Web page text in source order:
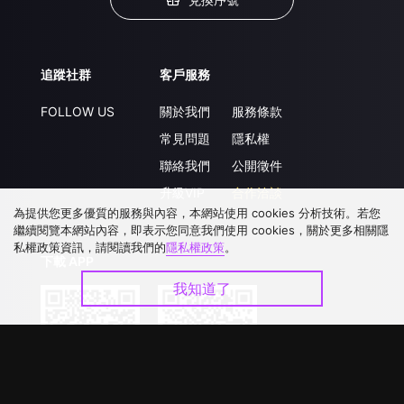
追蹤社群
FOLLOW US
客戶服務
關於我們
常見問題
聯絡我們
升級VIP
服務條款
隱私權
公開徵件
合作洽談
為提供您更多優質的服務與內容，本網站使用 cookies 分析技術。若您
繼續閱覽本網站內容，即表示您同意我們使用 cookies，關於更多相關隱
私權政策資訊，請閱讀我們的隱私權政策。
我知道了